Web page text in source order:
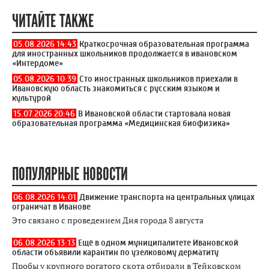
ЧИТАЙТЕ ТАКЖЕ
05.08.2026 14:43 Краткосрочная образовательная программа
для иностранных школьников продолжается в ивановском
«Интердоме»
05.08.2026 10:39 Сто иностранных школьников приехали в
Ивановскую область знакомиться с русским языком и
культурой
15.07.2026 20:46 В Ивановской области стартовала новая
образовательная программа «Медицинская биофизика»
ПОПУЛЯРНЫЕ НОВОСТИ
06.08.2026 14:01 Движение транспорта на центральных улицах
ограничат в Иванове
Это связано с проведением Дня города 8 августа
06.08.2026 13:13 Ещё в одном муниципалитете Ивановской
области объявили карантин по узелковому дерматиту
Пробы у крупного рогатого скота отбирали в Тейковском